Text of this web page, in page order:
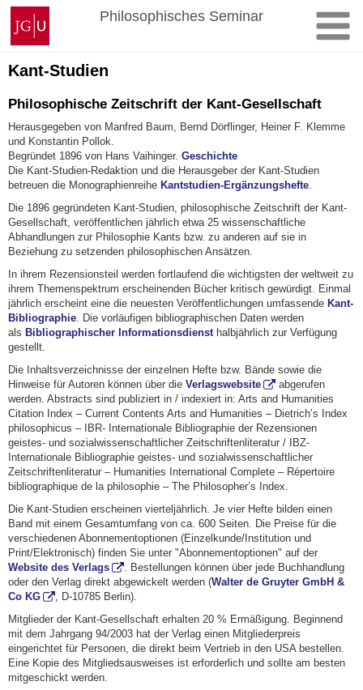
Zum
Inhalt
springen
Johannes
Gutenberg-
Universität
Mainz
Philosophisches Seminar
Kant-Studien
Philosophische Zeitschrift der Kant-Gesellschaft
Herausgegeben von Manfred Baum, Bernd Dörflinger, Heiner F. Klemme
und Konstantin Pollok.
Begründet 1896 von Hans Vaihinger. Geschichte
Die Kant-Studien-Redaktion und die Herausgeber der Kant-Studien
betreuen die Monographienreihe Kantstudien-Ergänzungshefte.
Die 1896 gegründeten Kant-Studien, philosophische Zeitschrift der Kant-
Gesellschaft, veröffentlichen jährlich etwa 25 wissenschaftliche
Abhandlungen zur Philosophie Kants bzw. zu anderen auf sie in
Beziehung zu setzenden philosophischen Ansätzen.
In ihrem Rezensionsteil werden fortlaufend die wichtigsten der weltweit zu
ihrem Themenspektrum erscheinenden Bücher kritisch gewürdigt. Einmal
jährlich erscheint eine die neuesten Veröffentlichungen umfassende Kant-
Bibliographie. Die vorläufigen bibliographischen Daten werden
als Bibliographischer Informationsdiensthalbjährlich zur Verfügung
gestellt.
Die Inhaltsverzeichnisse der einzelnen Hefte bzw. Bände sowie die
Hinweise für Autoren können über die Verlagswebsite
abgerufen
werden. Abstracts sind publiziert in / indexiert in: Arts and Humanities
Citation Index – Current Contents Arts and Humanities – Dietrich’s Index
philosophicus – IBR- Internationale Bibliographie der Rezensionen
geistes- und sozialwissenschaftlicher Zeitschriftenliteratur / IBZ-
Internationale Bibliographie geistes- und sozialwissenschaftlicher
Zeitschriftenliteratur – Humanities International Complete – Répertoire
bibliographique de la philosophie – The Philosopher’s Index.
Die Kant-Studien erscheinen vierteljährlich. Je vier Hefte bilden einen
Band mit einem Gesamtumfang von ca. 600 Seiten. Die Preise für die
verschiedenen Abonnementoptionen (Einzelkunde/Institution und
Print/Elektronisch) finden Sie unter "Abonnementoptionen" auf der
Website des Verlags
. Bestellungen können über jede Buchhandlung
oder den Verlag direkt abgewickelt werden (Walter de Gruyter GmbH &
Co KG
, D-10785 Berlin).
Mitglieder der Kant-Gesellschaft erhalten 20 % Ermäßigung. Beginnend
mit dem Jahrgang 94/2003 hat der Verlag einen Mitgliederpreis
eingerichtet für Personen, die direkt beim Vertrieb in den USA bestellen.
Eine Kopie des Mitgliedsausweises ist erforderlich und sollte am besten
mitgeschickt werden.